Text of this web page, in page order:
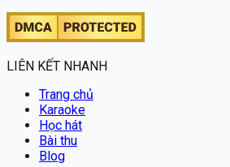
LIÊN KẾT NHANH
Trang chủ
Karaoke
Học hát
Bài thu
Blog